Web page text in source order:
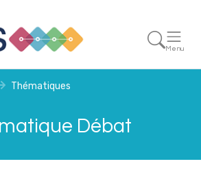
Menu
Thématiques
Débat